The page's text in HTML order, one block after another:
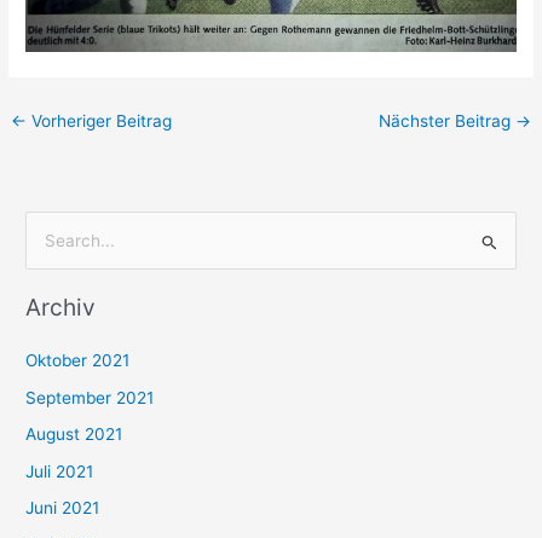
← Vorheriger Beitrag Nächster Beitrag →
c
n
n
a
c
Archiv
Oktober 2021
September 2021
August 2021
Juli 2021
Juni 2021